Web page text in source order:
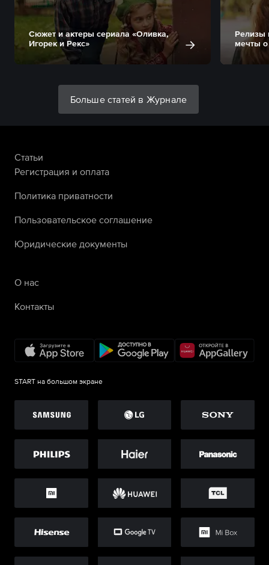
Сюжет и актеры сериала «Оливка,
Игорек и Рекс»
Релизы
мечты о
Больше статей в Журнале
Статьи
Регистрация и оплата
Политика приватности
Пользовательское соглашение
Юридические документы
О нас
Контакты
START на большом экране